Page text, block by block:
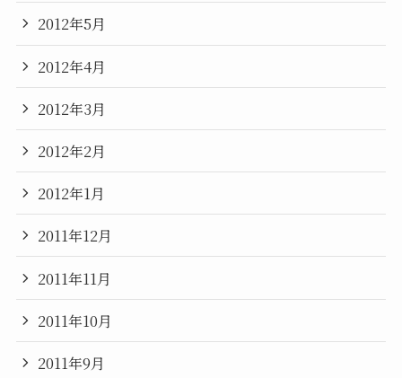
2012年5月
2012年4月
2012年3月
2012年2月
2012年1月
2011年12月
2011年11月
2011年10月
2011年9月